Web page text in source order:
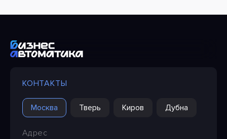
КОНТАКТЫ
Москва Тверь Киров Дубна
Адрес